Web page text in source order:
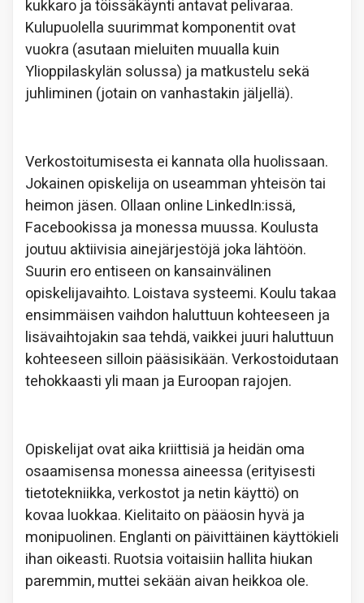
kukkaro ja töissäkäynti antavat pelivaraa.
Kulupuolella suurimmat komponentit ovat
vuokra (asutaan mieluiten muualla kuin
Ylioppilaskylän solussa) ja matkustelu sekä
juhliminen (jotain on vanhastakin jäljellä).
Verkostoitumisesta ei kannata olla huolissaan.
Jokainen opiskelija on useamman yhteisön tai
heimon jäsen. Ollaan online LinkedIn:issä,
Facebookissa ja monessa muussa. Koulusta
joutuu aktiivisia ainejärjestöjä joka lähtöön.
Suurin ero entiseen on kansainvälinen
opiskelijavaihto. Loistava systeemi. Koulu takaa
ensimmäisen vaihdon haluttuun kohteeseen ja
lisävaihtojakin saa tehdä, vaikkei juuri haluttuun
kohteeseen silloin pääsisikään. Verkostoidutaan
tehokkaasti yli maan ja Euroopan rajojen.
Opiskelijat ovat aika kriittisiä ja heidän oma
osaamisensa monessa aineessa (erityisesti
tietotekniikka, verkostot ja netin käyttö) on
kovaa luokkaa. Kielitaito on pääosin hyvä ja
monipuolinen. Englanti on päivittäinen käyttökieli
ihan oikeasti. Ruotsia voitaisiin hallita hiukan
paremmin, muttei sekään aivan heikkoa ole.